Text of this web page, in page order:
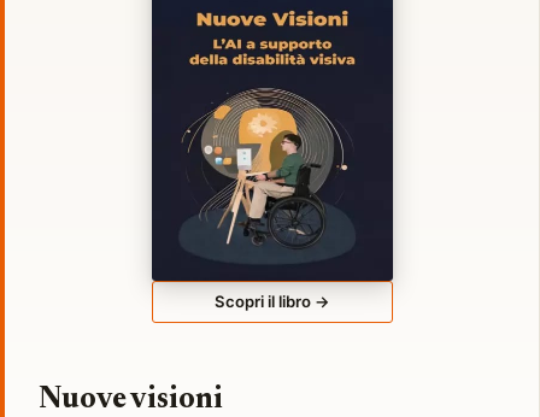
Scopri il libro →
Nuove visioni